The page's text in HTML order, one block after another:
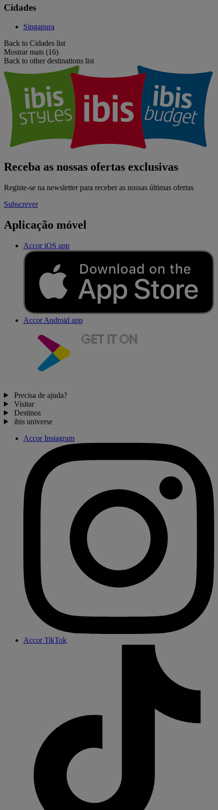
Cidades
Singapura
Back to Cidades list
Mostrar mais (16)
Back to other destinations list
Receba as nossas ofertas exclusivas
Registe-se na newsletter para receber as nossas últimas ofertas
Subscrever
Aplicação móvel
Accor iOS app
Accor Android app
Precisa de ajuda?
Visitar
Destinos
ibis universe
Accor Instagram
Accor TikTok